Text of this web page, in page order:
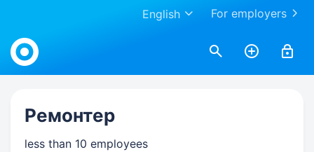
For employers
English
Work.ua
Ремонтер
less than 10 employees